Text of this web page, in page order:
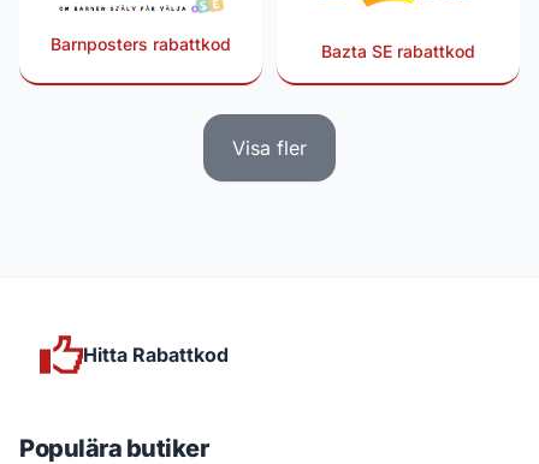
Barnposters rabattkod Bazta SE rabattkod
Visa fler
Hitta Rabattkod
Populära butiker